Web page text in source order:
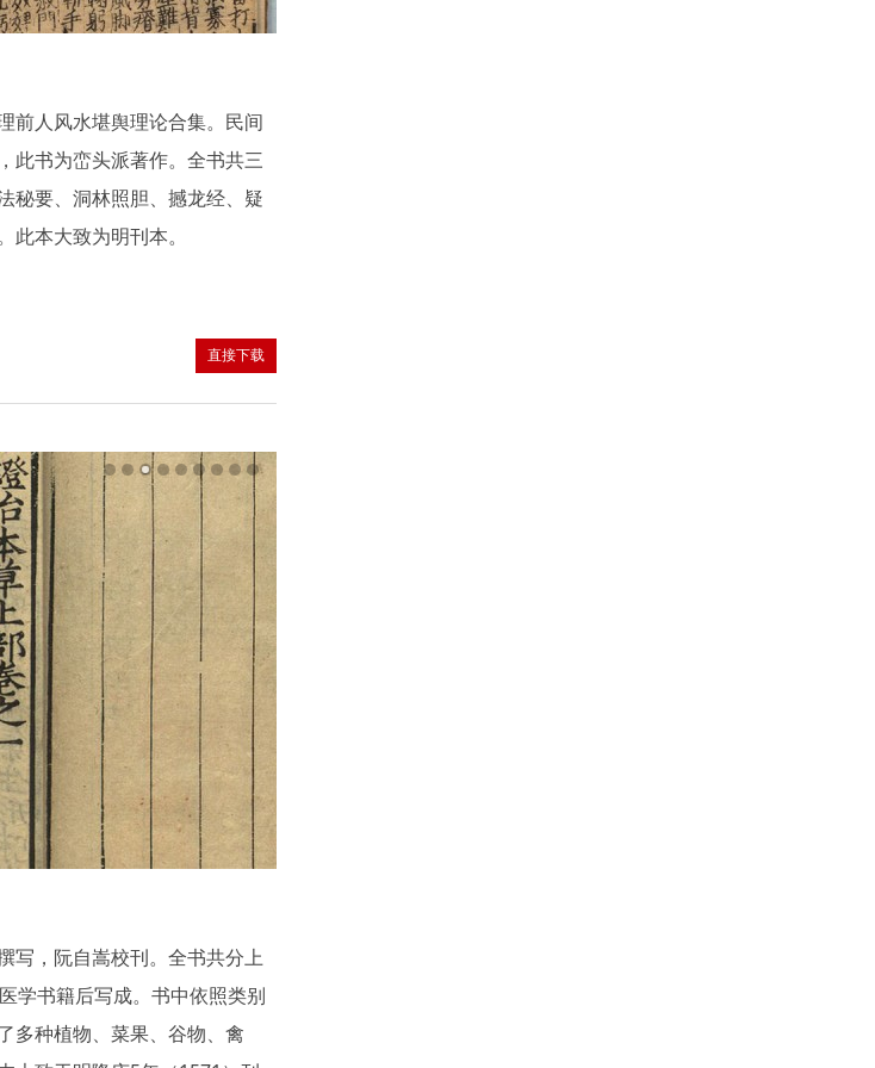
前人风水堪舆理论合集。民间
此书为峦头派著作。全书共三
秘要、洞林照胆、撼龙经、疑
本大致为明刊本。
直接下载
写，阮自嵩校刊。全书共分上
学书籍后写成。书中依照类别
多种植物、菜果、谷物、禽